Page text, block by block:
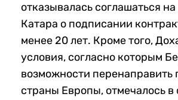
отказывалась соглашаться
Катара о подписании
менее 20 лет. Кроме того,
условия, согласно которым
возможности перенаправить
страны Европы, отмечалось в